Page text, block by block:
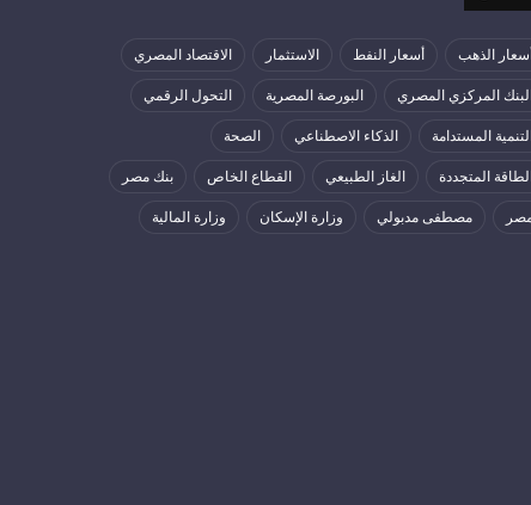
أسعار الذهب أسعار النفط الاستثمار الاقتصاد المصري
البنك المركزي المصري البورصة المصرية التحول الرقمي
التنمية المستدامة الذكاء الاصطناعي الصحة
الطاقة المتجددة الغاز الطبيعي القطاع الخاص بنك مصر
مصطفى مدبولي وزارة الإسكان وزارة المالية